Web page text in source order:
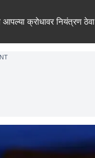
क्रोधावर नियंत्रण ठेवा,